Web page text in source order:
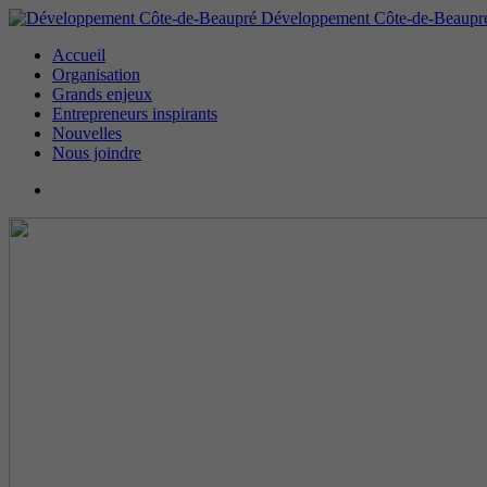
Développement Côte-de-
Accueil
Organisation
Grands enjeux
Entrepreneurs inspirants
Nouvelles
Nous joindre